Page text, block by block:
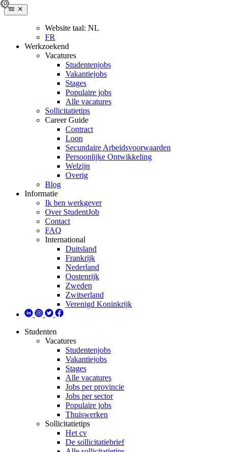
Website taal: NL
FR
Werkzoekend
Vacatures
Studentenjobs
Vakantiejobs
Stages
Populaire jobs
Alle vacatures
Sollicitatietips
Career Guide
Contract
Loon
Secundaire Arbeidsvoorwaarden
Persoonlijke Ontwikkeling
Welzijn
Overig
Blog
Informatie
Ik ben werkgever
Over StudentJob
Contact
FAQ
International
Duitsland
Frankrijk
Nederland
Oostenrijk
Zweden
Zwitserland
Verenigd Koninkrijk
Studenten
Vacatures
Studentenjobs
Vakantiejobs
Stages
Alle vacatures
Jobs per provincie
Jobs per sector
Populaire jobs
Thuiswerken
Sollicitatietips
Het cv
De sollicitatiebrief